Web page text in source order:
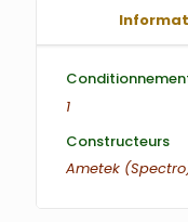
1
Constructeurs
Ametek